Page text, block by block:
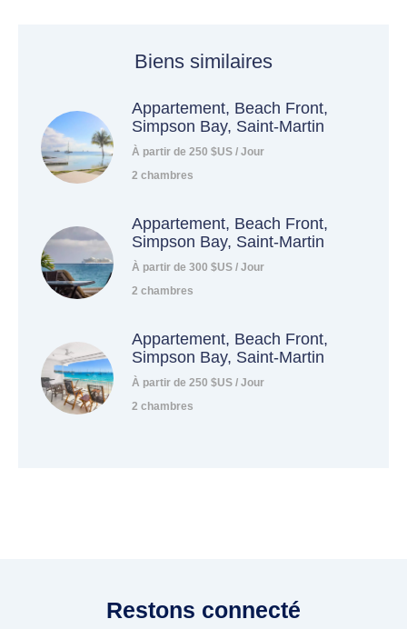
Biens similaires
Appartement, Beach Front,
Simpson Bay, Saint-Martin
À partir de 250 $US / Jour
2 chambres
Appartement, Beach Front,
Simpson Bay, Saint-Martin
À partir de 300 $US / Jour
2 chambres
Appartement, Beach Front,
Simpson Bay, Saint-Martin
À partir de 250 $US / Jour
2 chambres
Restons connecté